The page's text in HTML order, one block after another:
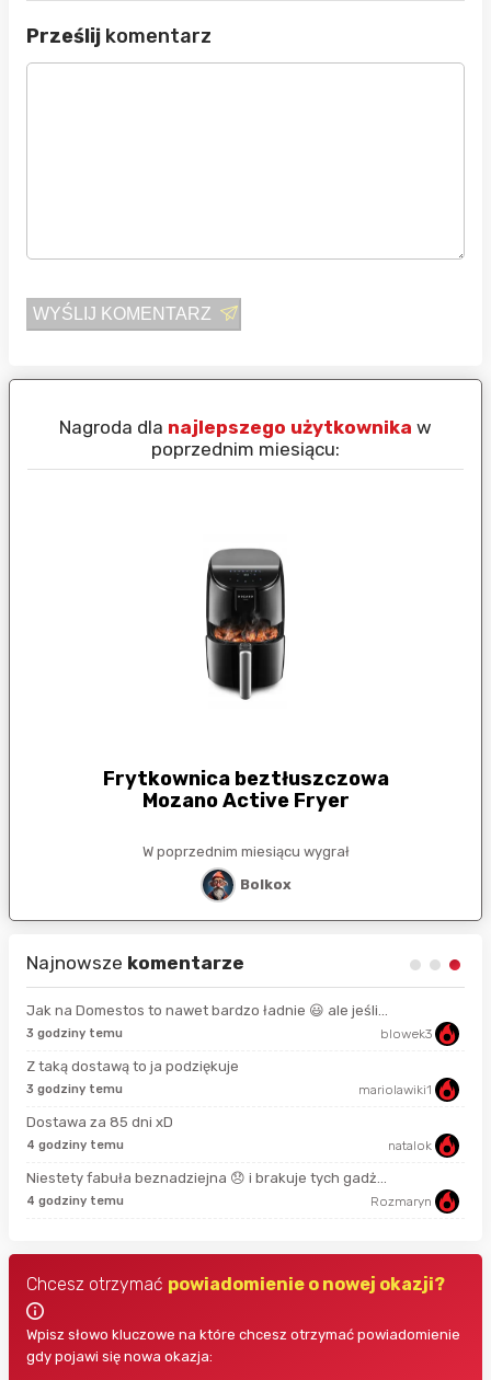
Prześlij komentarz
WYŚLIJ KOMENTARZ
Nagroda dla najlepszego użytkownika w
poprzednim miesiącu:
Frytkownica beztłuszczowa
Mozano Active Fryer
W poprzednim miesiącu wygrał
Bolkox
Najnowsze komentarze
Jak na Domestos to nawet bardzo ładnie 😃 ale jeśli...
3 godziny temu blowek3
Z taką dostawą to ja podziękuje
3 godziny temu mariolawiki1
Dostawa za 85 dni xD
4 godziny temu natalok
Niestety fabuła beznadziejna 😞 i brakuje tych gadż...
4 godziny temu Rozmaryn
Chcesz otrzymać powiadomienie o nowej okazji?
Wpisz słowo kluczowe na które chcesz otrzymać powiadomienie
gdy pojawi się nowa okazja: